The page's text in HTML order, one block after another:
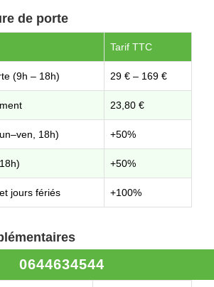
de porte
Tarif TTC
(9h – 18h) 29 € – 169 €
23,80 €
18h) +50%
+50%
jours fériés +100%
Tarif TTC
0644634544